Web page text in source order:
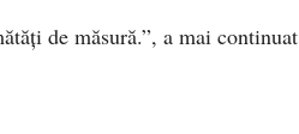
de măsură.”, a mai continuat